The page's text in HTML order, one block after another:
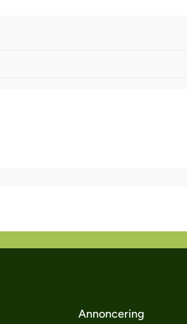
Annoncering